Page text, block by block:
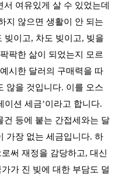
여유있게 살 수 있었는데
지 않으면 생활이 안 되는
빚이고, 차도 빚이고, 빚을
팍한 삶이 되었는지 모르
시한 달러의 구매력을 따
않을 것입니다. 이를 오스
이션 세금’이라고 합니다.
건 등에 붙는 간접세와는 달
가장 없는 세금입니다. 하
써 재정을 감당하고, 대신
가 진 빚에 대한 부담도 덜